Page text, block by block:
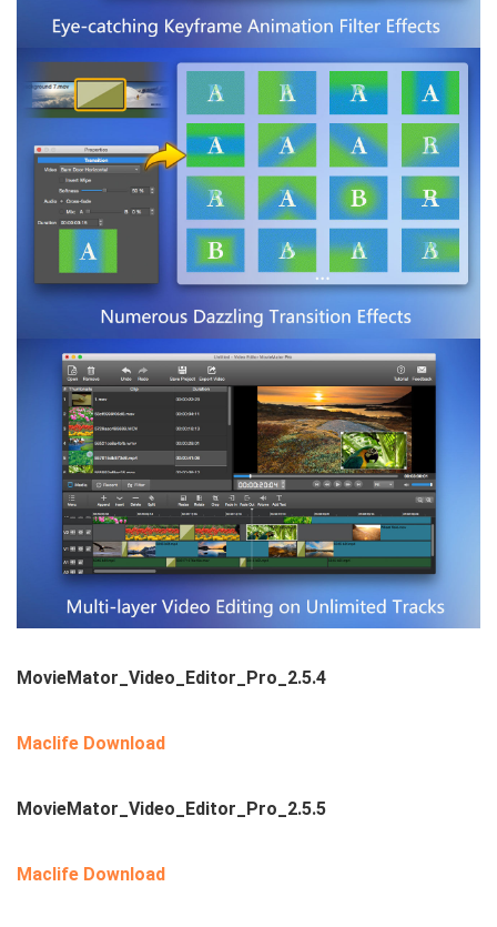
MovieMator_Video_Editor_Pro_2.5.4
Maclife Download
MovieMator_Video_Editor_Pro_2.5.5
Maclife Download